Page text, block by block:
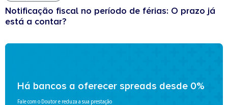
Notificação fiscal no período de férias: O prazo já
está a contar?
Há bancos a oferecer spreads desde 0%
Fale com o Doutor e reduza a sua prestação